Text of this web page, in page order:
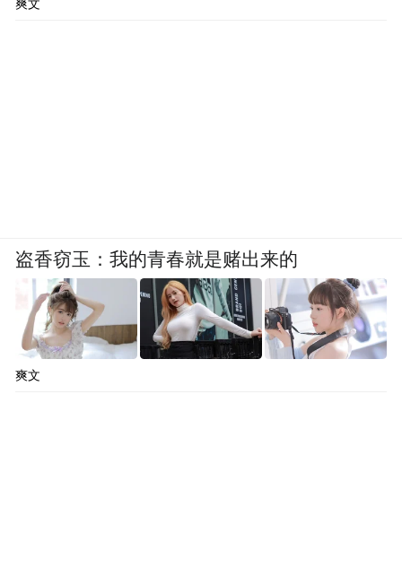
爽文
盗香窃玉：我的青春就是赌出来的
爽文